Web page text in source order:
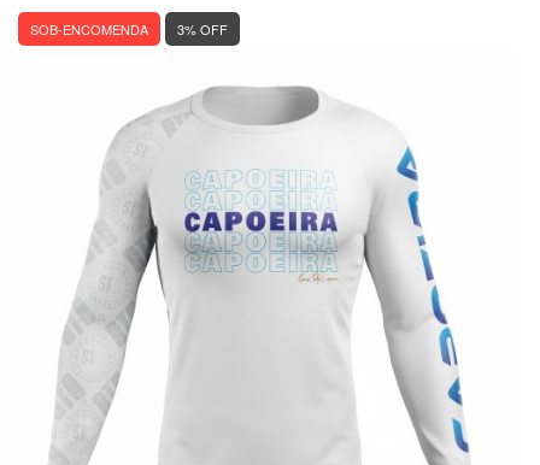
ACESSÓRIOS
MASCULINO
MOLETONS
INFANTIL
OFERTAS
SOB-ENCOMENDA 3% OFF